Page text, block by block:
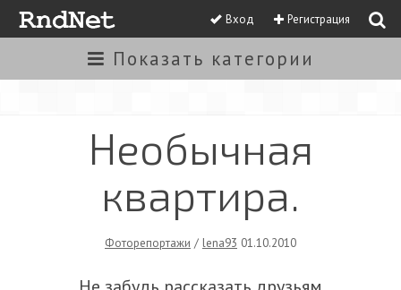
Вход Регистрация
Показать категории
Необычная
квартира.
Фоторепортажи / lena93 01.10.2010